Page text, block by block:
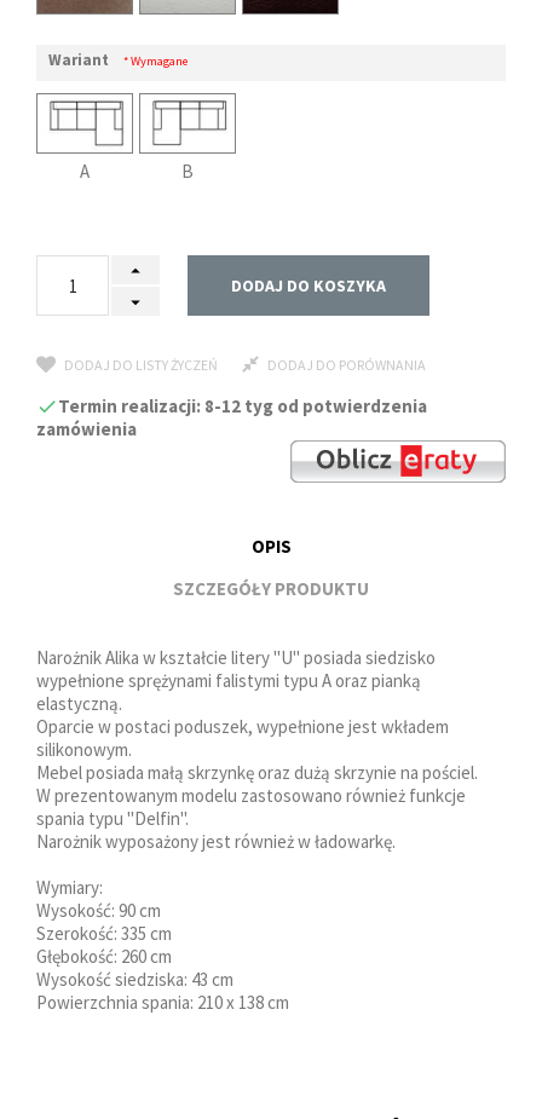
Wariant * Wymagane
A B
DODAJ DO KOSZYKA
DODAJ DO LISTY ŻYCZEŃ DODAJ DO PORÓWNANIA
Termin realizacji: 8-12 tyg od potwierdzenia
zamówienia
OPIS
SZCZEGÓŁY PRODUKTU
Narożnik Alika w kształcie litery "U" posiada siedzisko
wypełnione sprężynami falistymi typu A oraz pianką
elastyczną.
Oparcie w postaci poduszek, wypełnione jest wkładem
silikonowym.
Mebel posiada małą skrzynkę oraz dużą skrzynie na pościel.
W prezentowanym modelu zastosowano również funkcje
spania typu "Delfin".
Narożnik wyposażony jest również w ładowarkę.
Wymiary:
Wysokość: 90 cm
Szerokość: 335 cm
Głębokość: 260 cm
Wysokość siedziska: 43 cm
Powierzchnia spania: 210 x 138 cm